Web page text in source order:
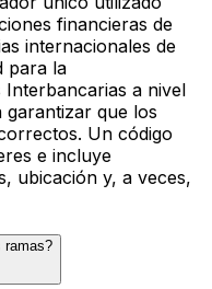
financieras de
internacionales de
para la
Interbancarias a nivel
garantizar que los
Un código
e incluye
ubicación y, a veces,
ramas?